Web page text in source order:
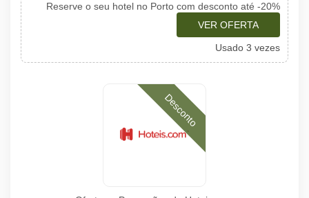
Reserve o seu hotel no Porto com desconto até -20%
VER OFERTA
Usado 3 vezes
Desconto